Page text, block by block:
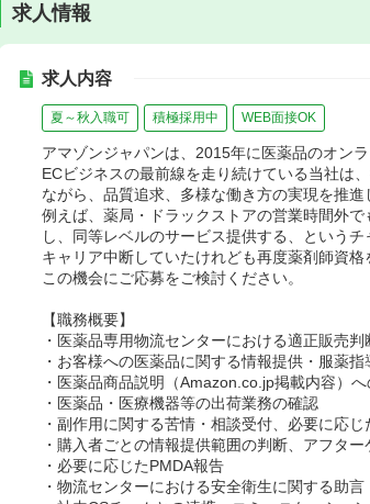
求人情報
求人内容
夏～秋入職可 積極採用中 WEB面接OK
アマゾンジャパンは、2015年に医薬品のオン
ECビジネスの最前線を走り続けている当社は
ながら、品質追求、多様な働き方の実現を推
例えば、薬局・ドラックストアの営業時間外
し、同等レベルのサービス提供する、というチ
キャリア中断していたけれども再度薬剤師資
この機会にご応募をご検討ください。
【職務概要】
・医薬品専用物流センターにおける適正販売
・お客様への医薬品に関する情報提供・服薬
・医薬品商品説明（Amazon.co.jp掲載内容）
・医薬品・医療機器等の出荷業務の確認
・副作用に関する苦情・相談受付、必要に応
・購入者ごとの情報提供範囲の判断、アフター
・必要に応じたPMDA報告
・物流センターにおける安全衛生に関する助